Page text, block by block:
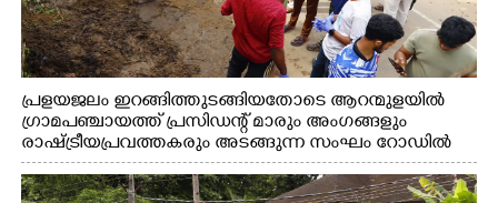
പ്രളയജലം ഇറങ്ങിത്തുടങ്ങിയതോടെ ആറന്മുളയിൽ
ഗ്രാമപഞ്ചായത്ത് പ്രസിഡന്റ് മാരും അംഗങ്ങളും
രാഷ്ട്രീയപ്രവത്തകരും അടങ്ങുന്ന സംഘം റോഡിൽ
അടിഞ്ഞ് കൂടിയ ചെളിയും മണ്ണും മറ്റ് മാലിന്യങ്ങളും
നീക്കം ചെയ്യുന്നു.